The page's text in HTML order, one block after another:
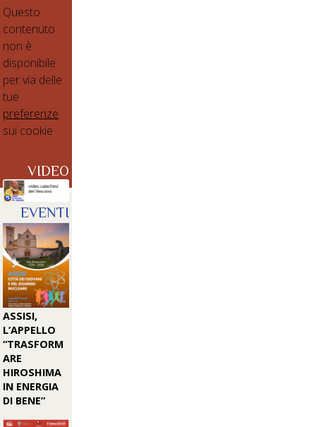
Questo
contenuto
non è
disponibile
per via delle
tue
preferenze
sui cookie
VIDEO
EVENTI
ASSISI,
L’APPELLO
“TRASFORM
ARE
HIROSHIMA
IN ENERGIA
DI BENE”